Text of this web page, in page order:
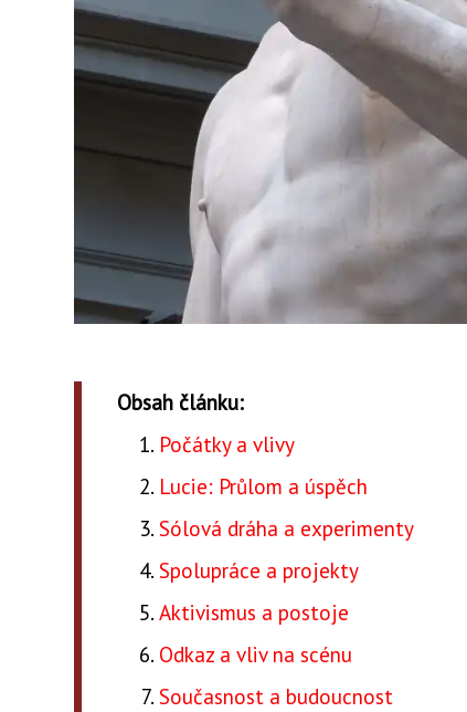
Obsah článku:
Počátky a vlivy
Lucie: Průlom a úspěch
Sólová dráha a experimenty
Spolupráce a projekty
Aktivismus a postoje
Odkaz a vliv na scénu
Současnost a budoucnost